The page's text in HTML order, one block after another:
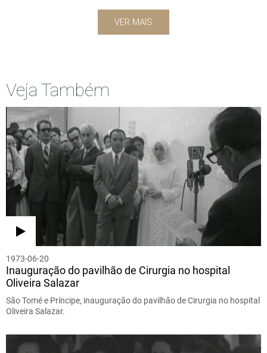
VER MAIS
Veja Também
1973-06-20
Inauguração do pavilhão de Cirurgia no hospital
Oliveira Salazar
São Tomé e Príncipe, inauguração do pavilhão de Cirurgia no hospital
Oliveira Salazar.